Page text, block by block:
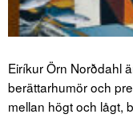
Eiríkur Örn Norðdahl
berättarhumör och
mellan högt och lågt,